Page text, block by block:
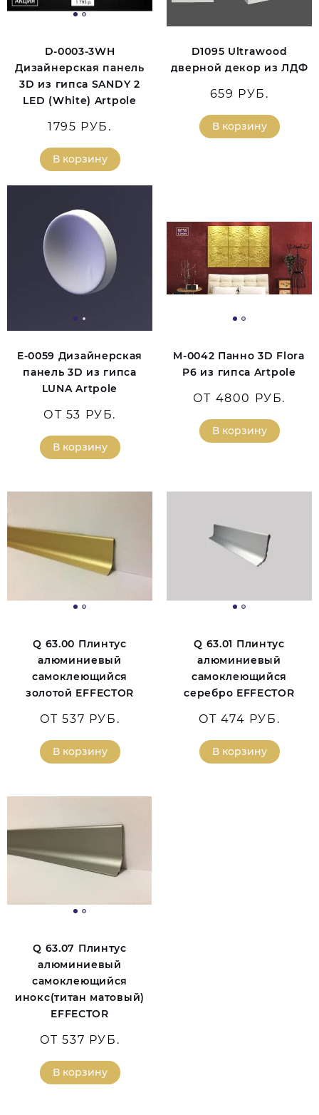
D-0003-3WH
Дизайнерская панель
3D из гипса SANDY 2
LED (White) Artpole
1795 РУБ.
В корзину
D1095 Ultrawood
дверной декор из ЛДФ
659 РУБ.
В корзину
E-0059 Дизайнерская
панель 3D из гипса
LUNA Artpole
ОТ 53 РУБ.
В корзину
M-0042 Панно 3D Flora
P6 из гипса Artpole
ОТ 4800 РУБ.
В корзину
Q 63.00 Плинтус
алюминиевый
самоклеющийся
золотой EFFECTOR
ОТ 537 РУБ.
В корзину
Q 63.01 Плинтус
алюминиевый
самоклеющийся
серебро EFFECTOR
ОТ 474 РУБ.
В корзину
Q 63.07 Плинтус
алюминиевый
самоклеющийся
инокс(титан матовый)
EFFECTOR
ОТ 537 РУБ.
В корзину